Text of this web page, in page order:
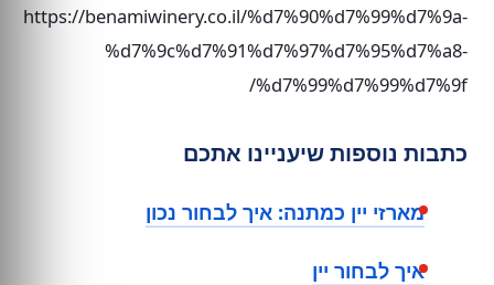
https://benamiwinery.co.il/%d7%90%d7%99%d7%9a-
%d7%9c%d7%91%d7%97%d7%95%d7%a8-
%d7%99%d7%99%d7%9f/
כתבות נוספות שיעניינו אתכם
מארזי יין כמתנה: איך לבחור נכון
איך לבחור יין